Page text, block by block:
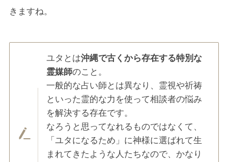
きますね。
ユタとは沖縄で古くから存在する特別な
霊媒師のこと。
一般的な占い師とは異なり、霊視や祈祷
といった霊的な力を使って相談者の悩み
を解決する存在です。
なろうと思ってなれるものではなくて、
「ユタになるため」に神様に選ばれて生
まれてきたような人たちなので、かなり